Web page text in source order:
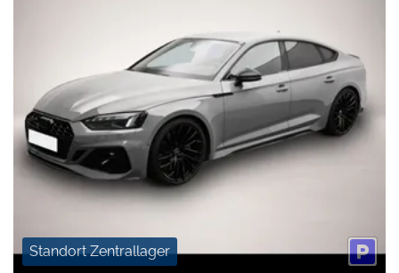
Standort Zentrallager